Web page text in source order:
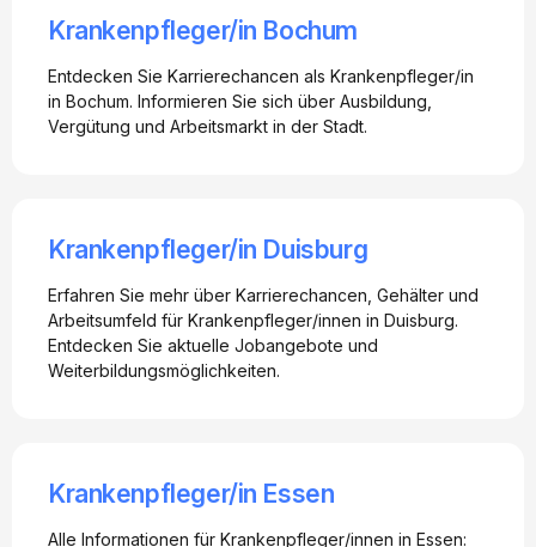
Krankenpfleger/in Bochum
Entdecken Sie Karrierechancen als Krankenpfleger/in
in Bochum. Informieren Sie sich über Ausbildung,
Vergütung und Arbeitsmarkt in der Stadt.
Krankenpfleger/in Duisburg
Erfahren Sie mehr über Karrierechancen, Gehälter und
Arbeitsumfeld für Krankenpfleger/innen in Duisburg.
Entdecken Sie aktuelle Jobangebote und
Weiterbildungsmöglichkeiten.
Krankenpfleger/in Essen
Alle Informationen für Krankenpfleger/innen in Essen: